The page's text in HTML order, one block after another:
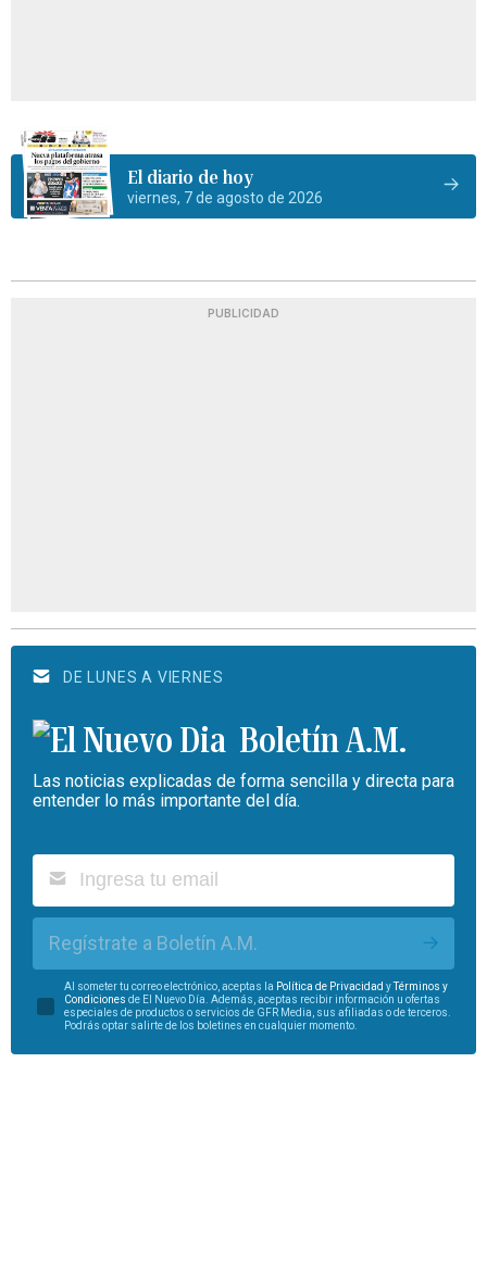
El diario de hoy
viernes, 7 de agosto de 2026
PUBLICIDAD
DE LUNES A VIERNES
Boletín A.M.
Las noticias explicadas de forma sencilla y directa para
entender lo más importante del día.
Regístrate a Boletín A.M.
Al someter tu correo electrónico, aceptas la Política de Privacidad yTérminos y
Condiciones de El Nuevo Día. Además, aceptas recibir información u ofertas
especiales de productos o servicios de GFR Media, sus afiliadas o de terceros.
Podrás optar salirte de los boletines en cualquier momento.